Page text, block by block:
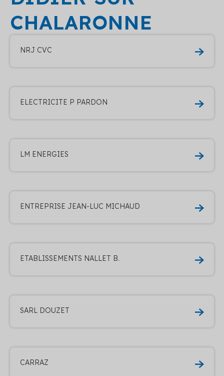
CHALARONNE
NRJ CVC
ELECTRICITE P PARDON
LM ENERGIES
ENTREPRISE JEAN-LUC MICHAUD
ETABLISSEMENTS NALLET B.
SARL DOUZET
CARRAZ